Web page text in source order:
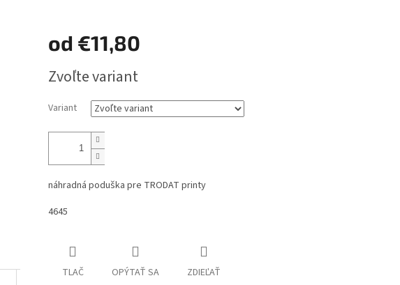
od €11,80
cena:
Zvoľte variant
Variant
náhradná poduška pre TRODAT printy
4645
TLAČ OPÝTAŤ SA ZDIEĽAŤ